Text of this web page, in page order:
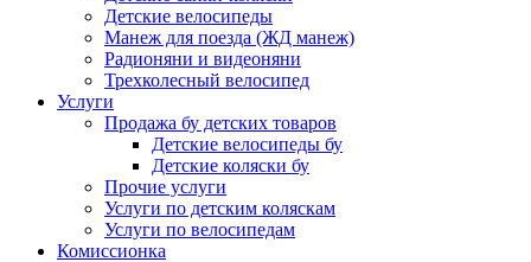
Детские велосипеды
Манеж для поезда (ЖД манеж)
Радионяни и видеоняни
Трехколесный велосипед
Услуги
Продажа бу детских товаров
Детские велосипеды бу
Детские коляски бу
Прочие услуги
Услуги по детским коляскам
Услуги по велосипедам
Комиссионка